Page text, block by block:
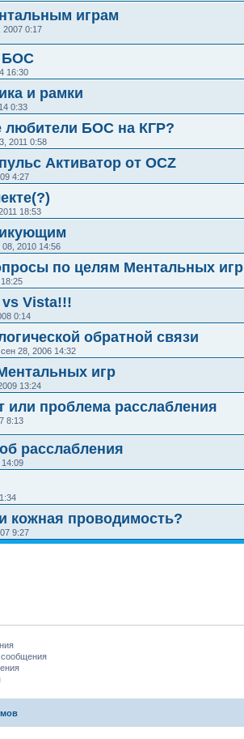
играм
2007 0:17
БОС
16:30
и рамки
0:33
любители БОС на КГР?
2011 0:58
Активатор от OCZ
4:27
18:53
08, 2010 14:56
по целям Ментальных игр
vs Vista!!!
0:14
обратной связи
28, 2006 14:32
игр
13:24
или проблема расслабления
8:13
расслабления
кожная проводимость?
9:27
сообщения